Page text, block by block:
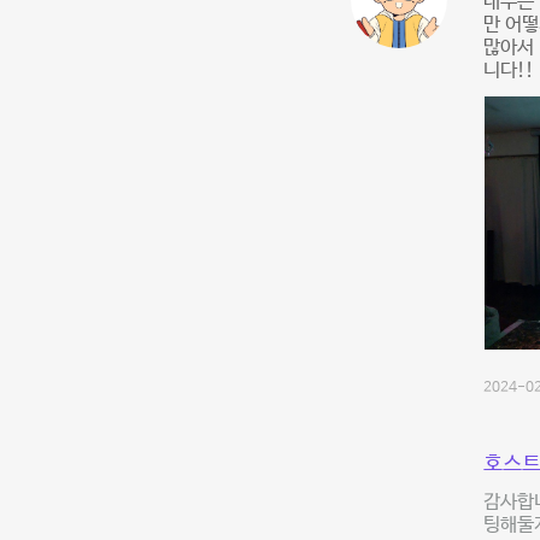
만 어
많아
니다!!
2024-
호스
감사
팅해